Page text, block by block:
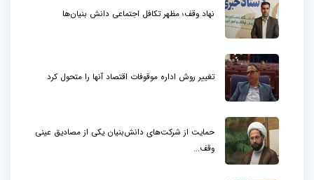
نهاد وقف؛ مظهر تکافل اجتماعی دانش بنیان‌ها
تغییر روش اداره موقوفات اقتصاد آنها را متحول کرد
حمایت از شرکت‌های دانش‌بنیان یکی از مصادیق عینی
وقف...